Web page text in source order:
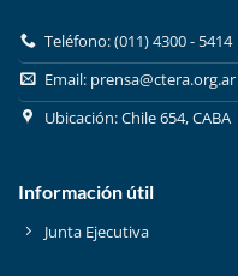
Teléfono: (011) 4300 - 5414
Email: prensa@ctera.org.ar
Ubicación: Chile 654, CABA
Información útil
Junta Ejecutiva